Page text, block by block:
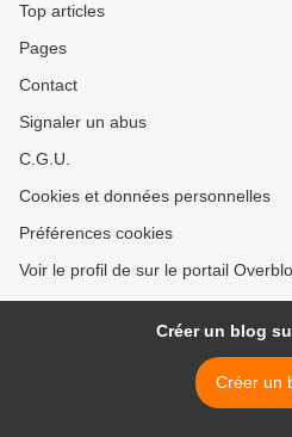
Top articles
Pages
Contact
Signaler un abus
C.G.U.
Cookies et données personnelles
Préférences cookies
Voir le profil de sur le portail
Créer un blog
Créer un